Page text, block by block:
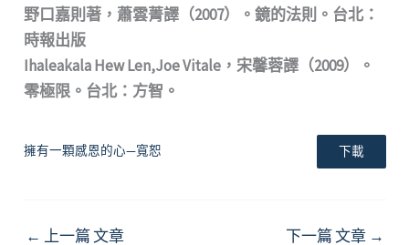
野口嘉則著，蕭雲菁譯（2007）。鏡的法則。台北：
時報出版
Ihaleakala Hew Len,Joe Vitale，宋馨蓉譯（2009）。
零極限。台北：方智。
擁有一顆感恩的心—寬恕 下載
← 上一篇 文章 下一篇 文章 →